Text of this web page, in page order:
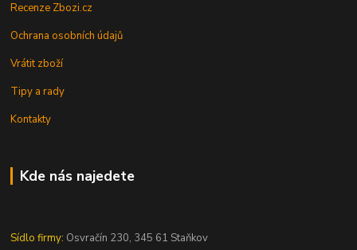
Recenze Zbozi.cz
Ochrana osobních údajů
Vrátit zboží
Tipy a rady
Kontakty
Kde nás najedete
Sídlo firmy: Osvračín 230, 345 61 Staňkov